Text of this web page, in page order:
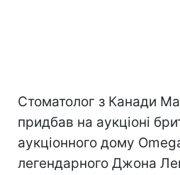
Стоматолог з Канади
придбав на аукціоні
аукціонного дому
легендарного Джона